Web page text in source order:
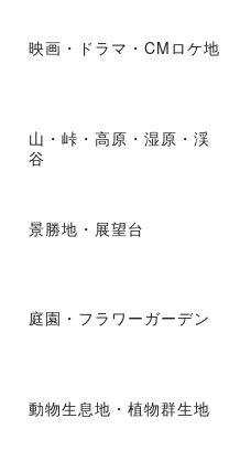
映画・ドラマ・CMロケ地
山・峠・高原・湿原・渓
谷
景勝地・展望台
庭園・フラワーガーデン
動物生息地・植物群生地